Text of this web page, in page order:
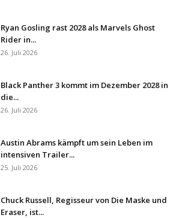
Ryan Gosling rast 2028 als Marvels Ghost
Rider in...
26. Juli 2026
Black Panther 3 kommt im Dezember 2028 in
die...
26. Juli 2026
Austin Abrams kämpft um sein Leben im
intensiven Trailer...
25. Juli 2026
Chuck Russell, Regisseur von Die Maske und
Eraser, ist...